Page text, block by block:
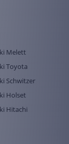
Melett
Toyota
Schwitzer
Holset
Hitachi